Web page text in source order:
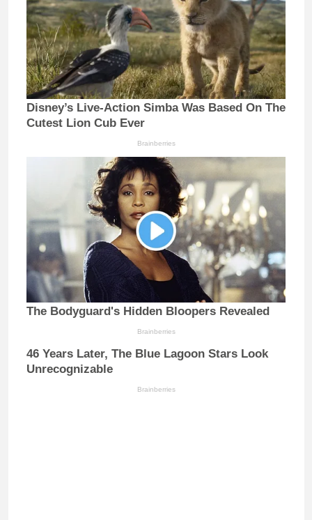
Disney’s Live-Action Simba Was Based On The
Cutest Lion Cub Ever
Brainberries
The Bodyguard's Hidden Bloopers Revealed
Brainberries
46 Years Later, The Blue Lagoon Stars Look
Unrecognizable
Brainberries